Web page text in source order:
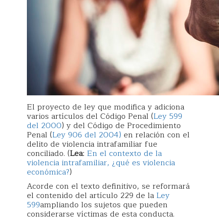
El proyecto de ley que modifica y adiciona
varios artículos del Código Penal (Ley 599
del 2000) y del Código de Procedimiento
Penal (Ley 906 del 2004) en relación con el
delito de violencia intrafamiliar fue
conciliado. (Lea: En el contexto de la
violencia intrafamiliar, ¿qué es violencia
económica?)
Acorde con el texto definitivo, se reformará
el contenido del artículo 229 de laLey
599ampliando los sujetos que pueden
considerarse víctimas de esta conducta.